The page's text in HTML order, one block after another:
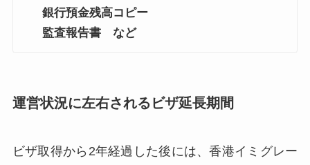
銀行預金残高コピー
監査報告書 など
運営状況に左右されるビザ延長期間
ビザ取得から2年経過した後には、香港イミグレー